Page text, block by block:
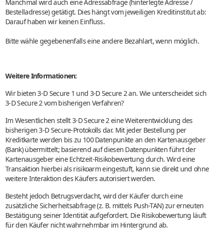
Manchmal wird auch eine Adressabfrage (hinterlegte Adresse /
Bestelladresse) getätigt. Dies hängt vom jeweiligen Kreditinstitut ab:
Darauf haben wir keinen Einfluss.
Bitte wähle gegebenenfalls eine andere Bezahlart, wenn möglich.
Weitere Informationen:
Wir bieten 3-D Secure 1 und 3-D Secure 2 an. Wie unterscheidet sich
3-D Secure 2 vom bisherigen Verfahren?
Im Wesentlichen stellt 3-D Secure 2 eine Weiterentwicklung des
bisherigen 3-D Secure-Protokolls dar. Mit jeder Bestellung per
Kreditkarte werden bis zu 100 Datenpunkte an den Kartenausgeber
(Bank) übermittelt; basierend auf diesen Datenpunkten führt der
Kartenausgeber eine Echtzeit-Risikobewertung durch. Wird eine
Transaktion hierbei als risikoarm eingestuft, kann sie direkt und ohne
weitere Interaktion des Käufers autorisiert werden.
Besteht jedoch Betrugsverdacht, wird der Käufer durch eine
zusätzliche Sicherheitsabfrage (z. B. mittels Push-TAN) zur erneuten
Bestätigung seiner Identität aufgefordert. Die Risikobewertung läuft
für den Käufer nicht wahrnehmbar im Hintergrund ab.